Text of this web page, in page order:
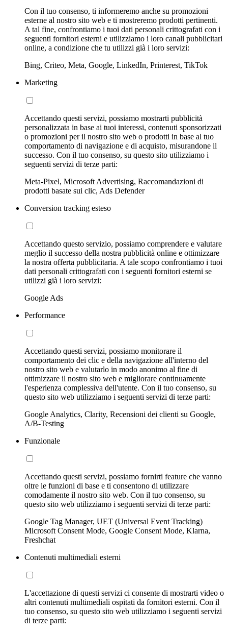
Con il tuo consenso, ti informeremo anche su promozioni
esterne al nostro sito web e ti mostreremo prodotti pertinenti.
A tal fine, confrontiamo i tuoi dati personali crittografati con i
seguenti fornitori esterni e utilizziamo i loro canali pubblicitari
online, a condizione che tu utilizzi già i loro servizi:
Bing, Criteo, Meta, Google, LinkedIn, Printerest, TikTok
Marketing
Accettando questi servizi, possiamo mostrarti pubblicità
personalizzata in base ai tuoi interessi, contenuti sponsorizzati
o promozioni per il nostro sito web o prodotti in base al tuo
comportamento di navigazione e di acquisto, misurandone il
successo. Con il tuo consenso, su questo sito utilizziamo i
seguenti servizi di terze parti:
Meta-Pixel, Microsoft Advertising, Raccomandazioni di
prodotti basate sui clic, Ads Defender
Conversion tracking esteso
Accettando questo servizio, possiamo comprendere e valutare
meglio il successo della nostra pubblicità online e ottimizzare
la nostra offerta pubblicitaria. A tale scopo confrontiamo i tuoi
dati personali crittografati con i seguenti fornitori esterni se
utilizzi già i loro servizi:
Google Ads
Performance
Accettando questi servizi, possiamo monitorare il
comportamento dei clic e della navigazione all'interno del
nostro sito web e valutarlo in modo anonimo al fine di
ottimizzare il nostro sito web e migliorare continuamente
l'esperienza complessiva dell'utente. Con il tuo consenso, su
questo sito web utilizziamo i seguenti servizi di terze parti:
Google Analytics, Clarity, Recensioni dei clienti su Google,
A/B-Testing
Funzionale
Accettando questi servizi, possiamo fornirti feature che vanno
oltre le funzioni di base e ti consentono di utilizzare
comodamente il nostro sito web. Con il tuo consenso, su
questo sito web utilizziamo i seguenti servizi di terze parti:
Google Tag Manager, UET (Universal Event Tracking)
Microsoft Consent Mode, Google Consent Mode, Klarna,
Freshchat
Contenuti multimediali esterni
L'accettazione di questi servizi ci consente di mostrarti video o
altri contenuti multimediali ospitati da fornitori esterni. Con il
tuo consenso, su questo sito web utilizziamo i seguenti servizi
di terze parti: